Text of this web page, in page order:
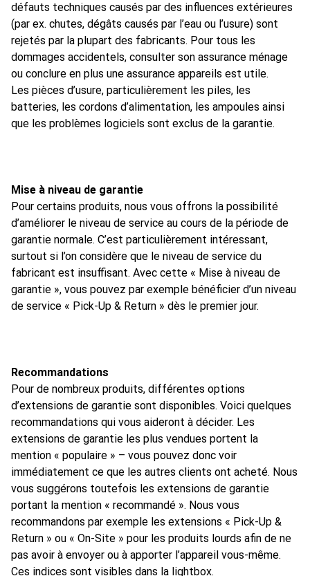
défauts techniques causés par des influences extérieures
(par ex. chutes, dégâts causés par l’eau ou l’usure) sont
rejetés par la plupart des fabricants. Pour tous les
dommages accidentels, consulter son assurance ménage
ou conclure en plus une assurance appareils est utile.
Les pièces d’usure, particulièrement les piles, les
batteries, les cordons d’alimentation, les ampoules ainsi
que les problèmes logiciels sont exclus de la garantie.
Mise à niveau de garantie
Pour certains produits, nous vous offrons la possibilité
d’améliorer le niveau de service au cours de la période de
garantie normale. C’est particulièrement intéressant,
surtout si l’on considère que le niveau de service du
fabricant est insuffisant. Avec cette « Mise à niveau de
garantie », vous pouvez par exemple bénéficier d’un niveau
de service « Pick-Up & Return » dès le premier jour.
Recommandations
Pour de nombreux produits, différentes options
d’extensions de garantie sont disponibles. Voici quelques
recommandations qui vous aideront à décider. Les
extensions de garantie les plus vendues portent la
mention « populaire » – vous pouvez donc voir
immédiatement ce que les autres clients ont acheté. Nous
vous suggérons toutefois les extensions de garantie
portant la mention « recommandé ». Nous vous
recommandons par exemple les extensions « Pick-Up &
Return » ou « On-Site » pour les produits lourds afin de ne
pas avoir à envoyer ou à apporter l’appareil vous-même.
Ces indices sont visibles dans la lightbox.